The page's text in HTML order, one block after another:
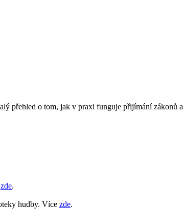
přehled o tom, jak v praxi funguje přijímání zákonů
zde.
hudby. Více zde.